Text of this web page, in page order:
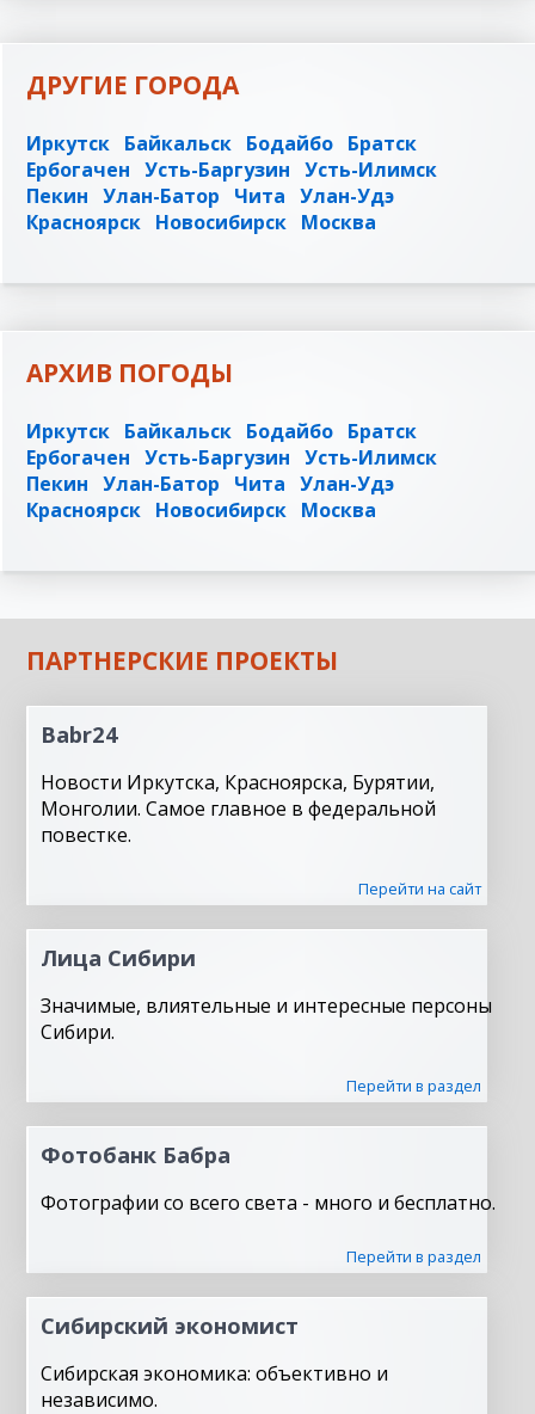
ДРУГИЕ ГОРОДА
Иркутск Байкальск Бодайбо Братск
Ербогачен Усть-Баргузин Усть-Илимск
Пекин Улан-Батор Чита Улан-Удэ
Красноярск Новосибирск Москва
АРХИВ ПОГОДЫ
Иркутск Байкальск Бодайбо Братск
Ербогачен Усть-Баргузин Усть-Илимск
Пекин Улан-Батор Чита Улан-Удэ
Красноярск Новосибирск Москва
ПАРТНЕРСКИЕ ПРОЕКТЫ
Babr24
Новости Иркутска, Красноярска, Бурятии,
Монголии. Самое главное в федеральной
повестке.
Перейти на сайт
Лица Сибири
Значимые, влиятельные и интересные персоны
Сибири.
Перейти в раздел
Фотобанк Бабра
Фотографии со всего света - много и бесплатно.
Перейти в раздел
Сибирский экономист
Сибирская экономика: объективно и
независимо.